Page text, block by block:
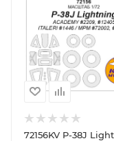
72156KV P-38J